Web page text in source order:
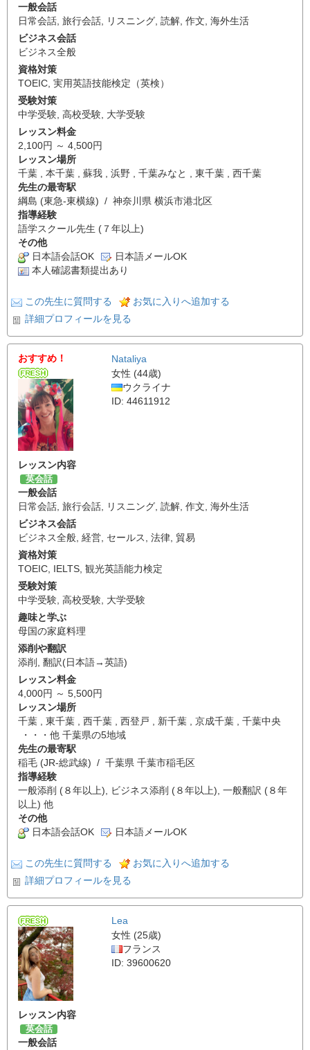
一般会話
日常会話, 旅行会話, リスニング, 読解, 作文, 海外生活
ビジネス会話
ビジネス全般
資格対策
TOEIC, 実用英語技能検定（英検）
受験対策
中学受験, 高校受験, 大学受験
レッスン料金
2,100円 ～ 4,500円
レッスン場所
千葉 , 本千葉 , 蘇我 , 浜野 , 千葉みなと , 東千葉 , 西千葉
先生の最寄駅
綱島 (東急-東横線) / 神奈川県 横浜市港北区
指導経験
語学スクール先生 (７年以上)
その他
日本語会話OK
日本語メールOK
本人確認書類提出あり
この先生に質問する
お気に入りへ追加する
詳細プロフィールを見る
おすすめ！
Nataliya
女性 (44歳)
ウクライナ
ID: 44611912
レッスン内容
英会話
一般会話
日常会話, 旅行会話, リスニング, 読解, 作文, 海外生活
ビジネス会話
ビジネス全般, 経営, セールス, 法律, 貿易
資格対策
TOEIC, IELTS, 観光英語能力検定
受験対策
中学受験, 高校受験, 大学受験
趣味と学ぶ
母国の家庭料理
添削や翻訳
添削 , 翻訳(日本語→英語)
レッスン料金
4,000円 ～ 5,500円
レッスン場所
千葉 , 東千葉 , 西千葉 , 西登戸 , 新千葉 , 京成千葉 , 千葉中央
・・・他 千葉県の5地域
先生の最寄駅
稲毛 (JR-総武線) / 千葉県 千葉市稲毛区
指導経験
一般添削 (８年以上), ビジネス添削 (８年以上), 一般翻訳 (８年
以上) 他
その他
日本語会話OK
日本語メールOK
この先生に質問する
お気に入りへ追加する
詳細プロフィールを見る
Lea
女性 (25歳)
フランス
ID: 39600620
レッスン内容
英会話
一般会話